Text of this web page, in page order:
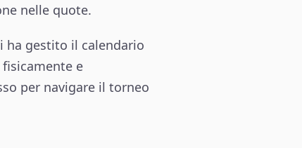
nelle quote.
ha gestito il calendario
e
per navigare il torneo